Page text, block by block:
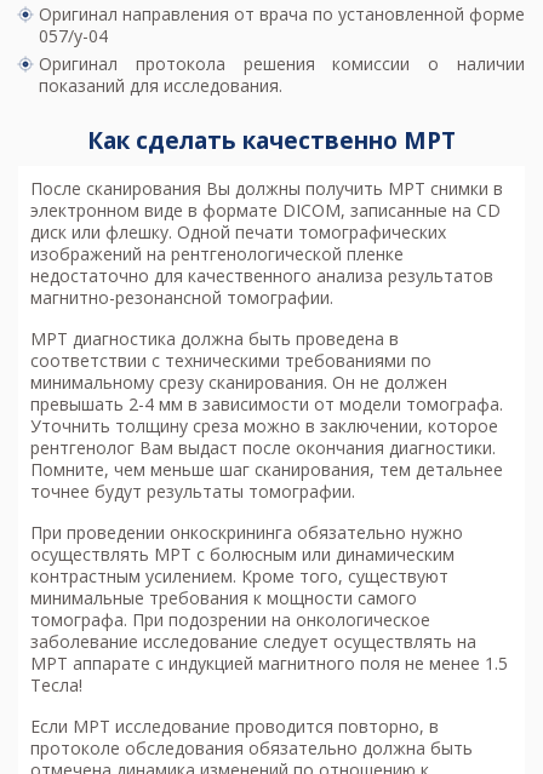
Оригинал направления от врача по установленной форме
057/у-04
Оригинал протокола решения комиссии о наличии
показаний для исследования.
Как сделать качественно МРТ
После сканирования Вы должны получить МРТ снимки в
электронном виде в формате DICOM, записанные на CD
диск или флешку. Одной печати томографических
изображений на рентгенологической пленке
недостаточно для качественного анализа результатов
магнитно-резонансной томографии.
МРТ диагностика должна быть проведена в
соответствии с техническими требованиями по
минимальному срезу сканирования. Он не должен
превышать 2-4 мм в зависимости от модели томографа.
Уточнить толщину среза можно в заключении, которое
рентгенолог Вам выдаст после окончания диагностики.
Помните, чем меньше шаг сканирования, тем детальнее
точнее будут результаты томографии.
При проведении онкоскрининга обязательно нужно
осуществлять МРТ с болюсным или динамическим
контрастным усилением. Кроме того, существуют
минимальные требования к мощности самого
томографа. При подозрении на онкологическое
заболевание исследование следует осуществлять на
МРТ аппарате с индукцией магнитного поля не менее 1.5
Тесла!
Если МРТ исследование проводится повторно, в
протоколе обследования обязательно должна быть